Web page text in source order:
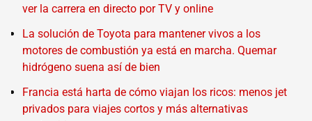
ver la carrera en directo por TV y online
La solución de Toyota para mantener vivos a los
motores de combustión ya está en marcha. Quemar
hidrógeno suena así de bien
Francia está harta de cómo viajan los ricos: menos jet
privados para viajes cortos y más alternativas